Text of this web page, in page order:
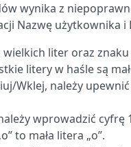
wynika z
Nazwę użytkownika i
liter oraz znaku
litery w haśle są
Wklej, należy
wprowadzić cyfrę
to mała litera „o”.